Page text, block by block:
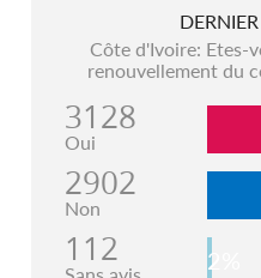
Côte d'Ivoire: Etes-
renouvellement du
3128
Oui
2902
Non
112 2%